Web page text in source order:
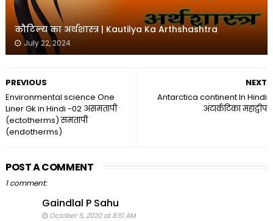
कौटिल्य का अर्थशास्त्र | Kautilya Ka Arthshashtra
July 22, 2024
NEXT
Antarctica continent In Hindi
अंटार्कटिका महाद्वीप
PREVIOUS
Environmental science One
Liner Gk in Hindi -02 असमतापी
(ectotherms) समतापी
(endotherms)
POST A COMMENT
1 comment:
Gaindlal P Sahu
October 5, 2020 at 8:51 AM